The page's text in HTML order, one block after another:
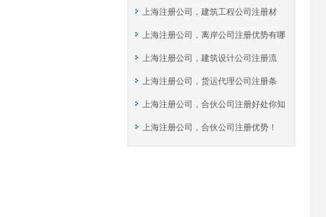
件！
上海注册公司，建筑工程公司注册材
料！
上海注册公司，离岸公司注册优势有哪
些呢？
上海注册公司，建筑设计公司注册流
程！
上海注册公司，货运代理公司注册条
件！
上海注册公司，合伙公司注册好处你知
道吗？
上海注册公司，合伙公司注册优势！